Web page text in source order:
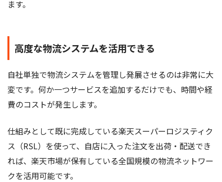
ます。
高度な物流システムを活用できる
自社単独で物流システムを管理し発展させるのは非常に大
変です。何か一つサービスを追加するだけでも、時間や経
費のコストが発生します。
仕組みとして既に完成している楽天スーパーロジスティク
ス（RSL）を使って、自店に入った注文を出荷・配送でき
れば、楽天市場が保有している全国規模の物流ネットワー
クを活用可能です。